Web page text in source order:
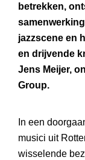
betrekken,
jazzscene en
en drijvende
Jens Meijer,
Group.
In een
musici uit
wisselende